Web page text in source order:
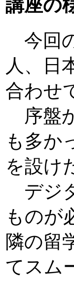
講座の
今回
人、日
合わせ
序盤
も多か
を設け
デジ
ものが
隣の留
てスム